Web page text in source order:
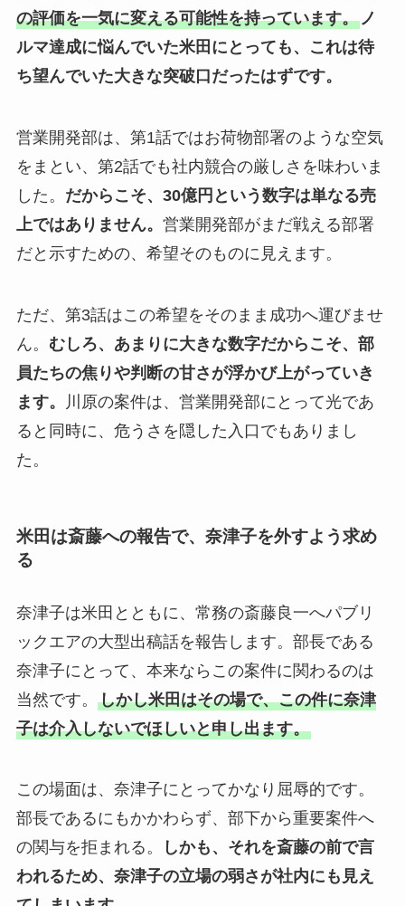
の評価を一気に変える可能性を持っています。ノ
ルマ達成に悩んでいた米田にとっても、これは待
ち望んでいた大きな突破口だったはずです。
営業開発部は、第1話ではお荷物部署のような空気
をまとい、第2話でも社内競合の厳しさを味わいま
した。 だからこそ、30億円という数字は単なる売
上ではありません。 営業開発部がまだ戦える部署
だと示すための、希望そのものに見えます。
ただ、第3話はこの希望をそのまま成功へ運びませ
ん。 むしろ、あまりに大きな数字だからこそ、部
員たちの焦りや判断の甘さが浮かび上がっていき
ます。
川原の案件は、営業開発部にとって光であ
ると同時に、危うさを隠した入口でもありまし
た。
米田は斎藤への報告で、奈津子を外すよう求め
る
奈津子は米田とともに、常務の斎藤良一へパブリ
ックエアの大型出稿話を報告します。部長である
奈津子にとって、本来ならこの案件に関わるのは
当然です。 しかし米田はその場で、この件に奈津
子は介入しないでほしいと申し出ます。
この場面は、奈津子にとってかなり屈辱的です。
部長であるにもかかわらず、部下から重要案件へ
の関与を拒まれる。
しかも、それを斎藤の前で言
われるため、奈津子の立場の弱さが社内にも見え